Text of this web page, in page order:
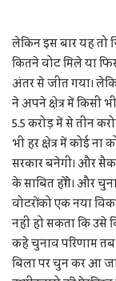
लेकिन इस बार यह तो
कितने वोट मिले या
अंतर से जीत गया।
ने अपने क्षेत्र में किसी
5.5 करोड़ में से तीन
भी हर क्षेत्र में कोई
सरकार बनेगी। और
के साबित होंगे। और
वोटरों को एक नया
नहीं हो सकता कि उसे
कहे चुनाव परिणाम
बिला पर चुन कर आ